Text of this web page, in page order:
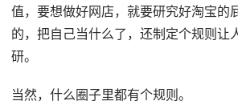
值，要想做好网店，就要研究好淘宝的
的，把自己当什么了，还制定个规则让
研。
当然，什么圈子里都有个规则。